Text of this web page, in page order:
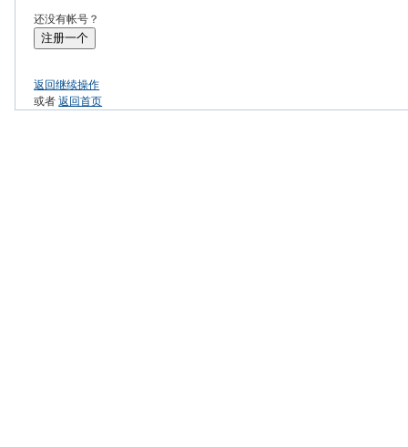
还没有帐号？
注册一个
返回继续操作
或者返回首页